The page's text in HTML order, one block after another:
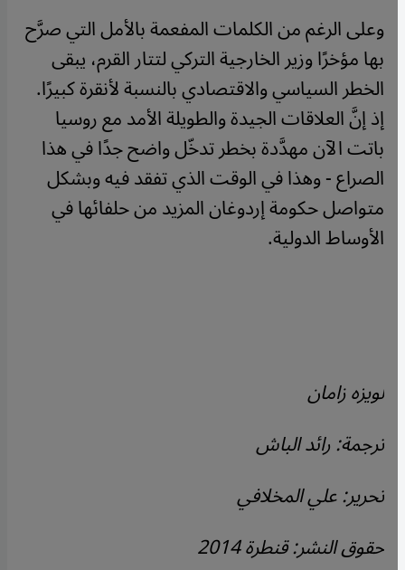
وعلى الرغم من الكلمات المفعمة بالأمل التي صرَّح
بها مؤخرًا وزير الخارجية التركي لتتار القرم، يبقى
الخطر السياسي والاقتصادي بالنسبة لأنقرة كبيرًا.
إذ إنَّ العلاقات الجيدة والطويلة الأمد مع روسيا
باتت الآن مهدَّدة بخطر تدخّل واضح جدًا في هذا
الصراع - وهذا في الوقت الذي تفقد فيه وبشكل
متواصل حكومة إردوغان المزيد من حلفائها في
الأوساط الدولية.
لويزه زامان
ترجمة: رائد الباش
تحرير: علي المخلافي
حقوق النشر: قنطرة 2014